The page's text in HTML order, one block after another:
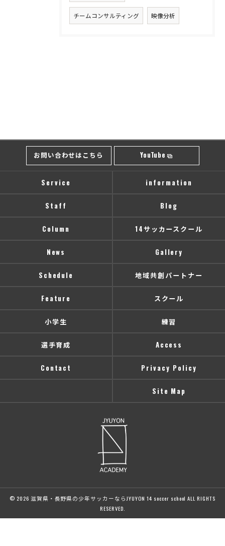
チームコンサルティング 映像分析
お問い合わせはこちら YouTube
Service information
Staff Blog
Column 14サッカースクール
News Gallery
Schedule 地域共創パートナー
Feature スクール
小学生 練習
選手育成 Access
Contact Privacy Policy
Site Map
© 2026 滋賀県・長野県の少年サッカーならJYUYON 14 soccer school ALL RIGHTS
RESERVED.